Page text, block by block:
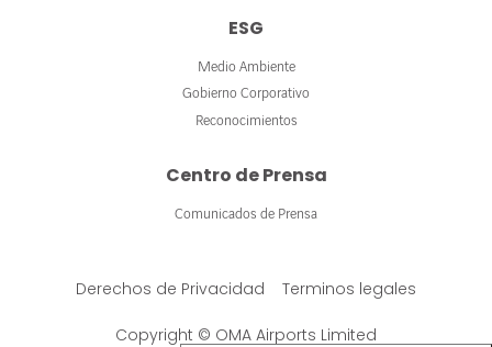
ESG
Medio Ambiente
Gobierno Corporativo
Reconocimientos
Centro de Prensa
Comunicados de Prensa
Derechos de Privacidad Terminos legales
Copyright © OMA Airports Limited